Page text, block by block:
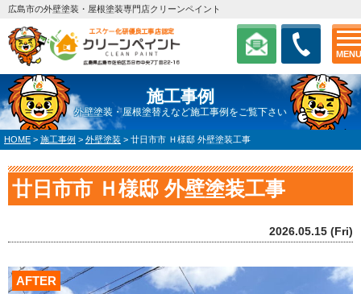
MENU
広島市の外壁塗装・屋根塗装専門店クリーンペイント
施工事例
外壁塗装・屋根塗替えなど施工事例をご覧下さい
HOME > 施工事例 > 外壁塗装 > 廿日市市 Ｈ様邸 外壁塗装工事
廿日市市 Ｈ様邸 外壁塗装工事
2026.05.15 (Fri)
AFTER